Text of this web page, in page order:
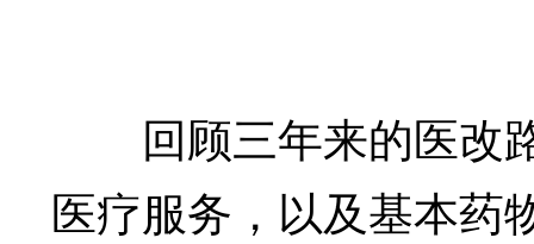
回顾三年来的医改
医疗服务，以及基本药